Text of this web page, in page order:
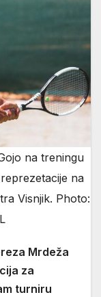
na treningu
na
Visnjik. Photo:
Mrdeža
za
turniru